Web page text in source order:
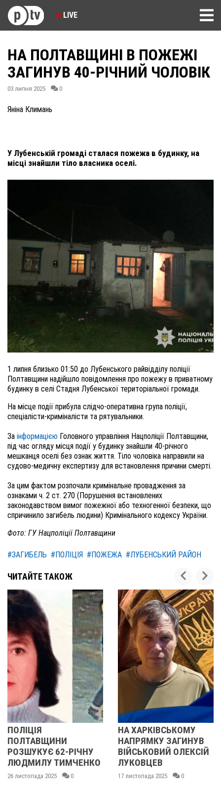
LIVE
НА ПОЛТАВЩИНІ В ПОЖЕЖІ
ЗАГИНУВ 40-РІЧНИЙ ЧОЛОВІК
03 липня 2025 0
Яніна Климань
У Лубенській громаді сталася пожежа в будинку, на
місці знайшли тіло власника оселі.
1 липня близько 01:50 до Лубенського райвідділу поліції
Полтавщини надійшло повідомлення про пожежу в приватному
будинку в селі Стадня Лубенської територіальної громади.
На місце події прибула слідчо-оперативна група поліції,
спеціалісти-криміналісти та рятувальники.
За інформацією Головного управління Нацполіції Полтавщини,
під час огляду місця події у будинку знайшли 40-річного
мешканця оселі без ознак життя. Тіло чоловіка направили на
судово-медичну експертизу для встановлення причини смерті.
За цим фактом розпочали кримінальне провадження за
ознаками ч. 2 ст. 270 (Порушення встановлених
законодавством вимог пожежної або техногенної безпеки, що
спричинило загибель людини) Кримінального кодексу України.
Фото: ГУ Нацполіції Полтавщини
#ЗАГИБЕЛЬ #ПОЛІЦІЯ #ПОЖЕЖА #ЛУБЕНСЬКИЙ РАЙОН
ЧИТАЙТЕ ТАКОЖ
НА ХАРКІВСЬКОМУ
НАПРЯМКУ ЗАГИНУВ
ВІЙСЬКОВИЙ ОЛЕКСІЙ
ЛУКОВЦЕВ
17 листопада 2025
ПОЛІЦІЯ
ПОЛТАВЩИНИ
РОЗШУКУЄ 67-
ЛЮДМИЛУ
МАЛИНЕНКО